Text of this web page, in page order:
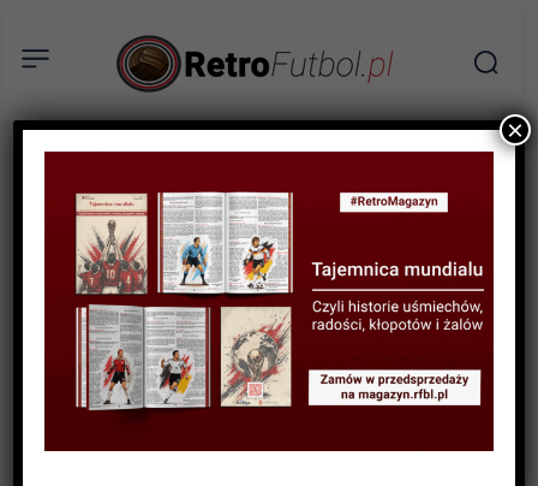
HISTORIA LIG I KLUBÓW
Złota Jedenastka: Polacy w
Bundeslidze
×